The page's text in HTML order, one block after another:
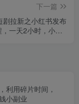
下一篇
剧拉新之小红书发布
一天2小时，小白0
利用碎片时间，
小副业